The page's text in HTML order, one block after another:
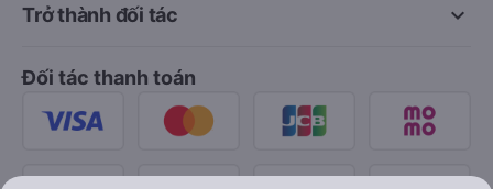
keyboard_arrow_down
Trở thành đối tác
Đối tác thanh toán